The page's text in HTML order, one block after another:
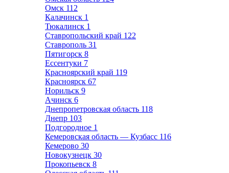
Омск 112
Калачинск 1
Тюкалинск 1
Ставропольский край 122
Ставрополь 31
Пятигорск 8
Ессентуки 7
Красноярский край 119
Красноярск 67
Норильск 9
Ачинск 6
Днепропетровская область 118
Днепр 103
Подгородное 1
Кемеровская область — Кузбасс 116
Кемерово 30
Новокузнецк 30
Прокопьевск 8